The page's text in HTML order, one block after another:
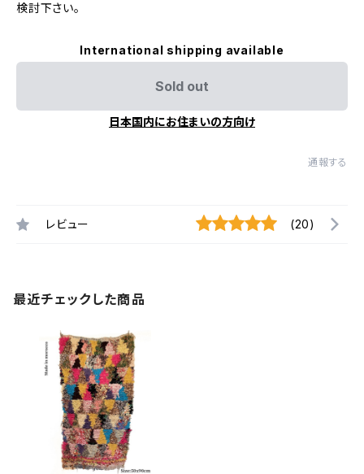
検討下さい。
International shipping available
Sold out
日本国内にお住まいの方向け
通報する
レビュー (20)
最近チェックした商品